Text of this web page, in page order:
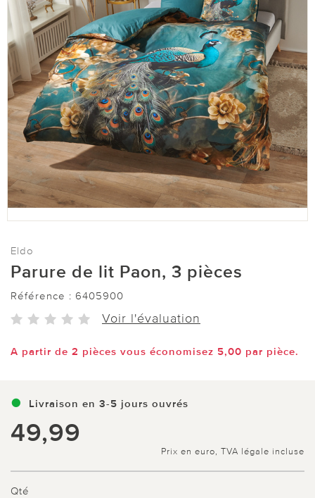
Eldo
Parure de lit Paon, 3 pièces
Référence : 6405900
Voir l'évaluation
A partir de 2 pièces vous économisez 5,00 par pièce.
Livraison en 3-5 jours ouvrés
49,99
Prix en euro, TVA légale incluse
Qté